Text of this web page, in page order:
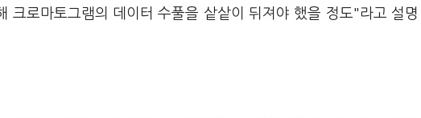
크로마토그램의 데이터 수풀을 샅샅이 뒤져야 했을 정도"라고 설명